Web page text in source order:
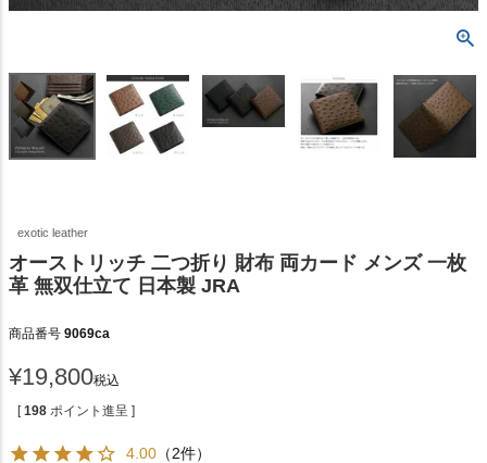
exotic leather
オーストリッチ 二つ折り 財布 両カード メンズ 一枚
革 無双仕立て 日本製 JRA
商品番号 9069ca
¥19,800税込
[ 198 ポイント進呈 ]
4.00 （2件）